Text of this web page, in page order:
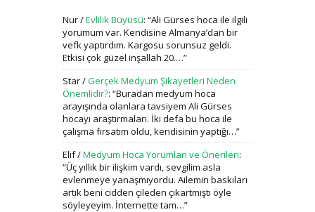
Nur/Evlilik Büyüsü: “Ali Gürses hoca ile ilgili
yorumum var. Kendisine Almanya’dan bir
vefk yaptırdım. Kargosu sorunsuz geldi.
Etkisi çok güzel inşallah 20.…”
Star/Gerçek Medyum Şikayetleri Neden
Önemlidir?: “Buradan medyum hoca
arayışında olanlara tavsiyem Ali Gürses
hocayı araştırmaları. İki defa bu hoca ile
çalışma fırsatım oldu, kendisinin yaptığı…”
Elif/Medyum Hoca Yorumları ve Önerileri:
“Üç yıllık bir ilişkim vardı, sevgilim asla
evlenmeye yanaşmıyordu. Ailemin baskıları
artık beni cidden çileden çıkartmıştı öyle
söyleyeyim. İnternette tam…”